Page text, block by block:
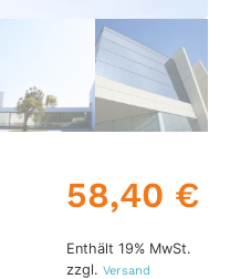
58,40 €
Enthält 19% MwSt.
zzgl.Versand